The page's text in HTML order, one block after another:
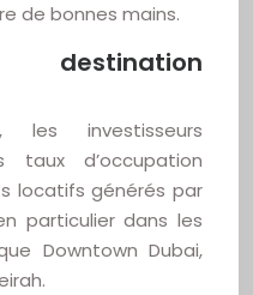
de bonnes mains.
destination
les investisseurs
taux d’occupation
locatifs générés par
particulier dans les
Downtown Dubai,